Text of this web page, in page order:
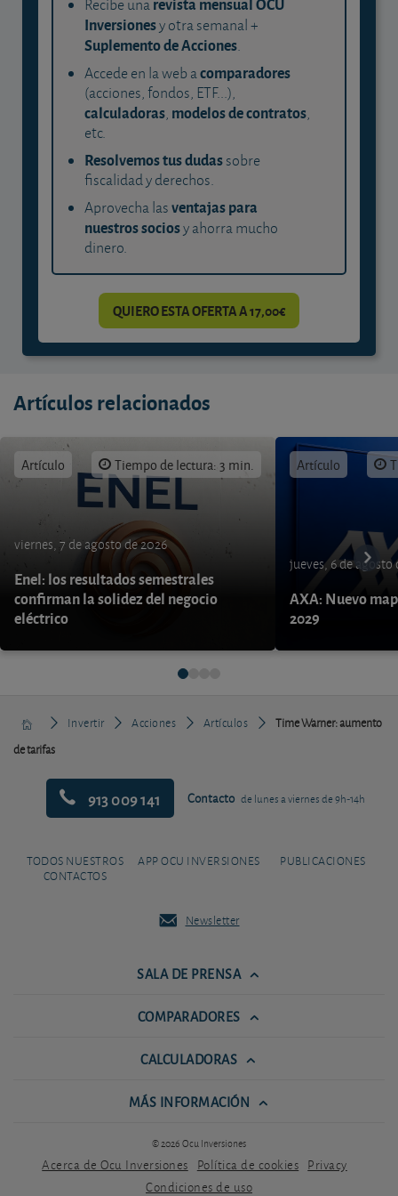
Recibe una
Inversionesy otra semanal +
Suplemento de Acciones.
Accede en la web acomparadores
(acciones, fondos, ETF...),
calculadoras, modelos de contratos,
etc.
Resolvemos tus dudassobre
fiscalidad y derechos.
Aprovecha lasventajas para
nuestros sociosy ahorra mucho
dinero.
QUIERO ESTA OFERTA A 17,00€
Artículos relacionados
Artículo Tiempo de lectura: 3 min.
viernes, 7 de agosto de 2026
Enel: los resultados semestrales
confirman la solidez del negocio
eléctrico
Artículo
jueves, 6 de agosto
AXA: Nuevo
2029
Invertir Acciones Artículos
Time Warner: aumento
de tarifas
913 009 141 Contacto de lunes a viernes de 9h-14h
TODOS NUESTROS
CONTACTOS
APP OCU INVERSIONES PUBLICACIONES
Newsletter
SALA DE PRENSA
COMPARADORES
CALCULADORAS
MÁS INFORMACIÓN
© 2026 Ocu Inversiones
Acerca de Ocu Inversiones Política de cookies Privacy
Condiciones de uso